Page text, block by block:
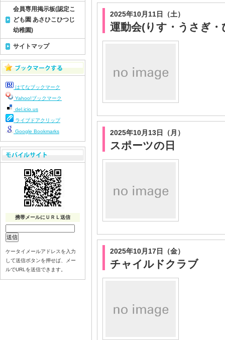
2025年10月11日（土）
運動会(りす・うさぎ・
2025年10月13日（月）
スポーツの日
2025年10月17日（金）
チャイルドクラブ
会員専用掲示板(認定こ
ども園 あさひこひつじ
幼稚園)
サイトマップ
はてなブックマーク
Yahoo!ブックマーク
del.icio.us
ライブドアクリップ
Google Bookmarks
携帯メールにＵＲＬ送信
ケータイメールアドレスを入力
して送信ボタンを押せば、メー
ルでURLを送信できます。